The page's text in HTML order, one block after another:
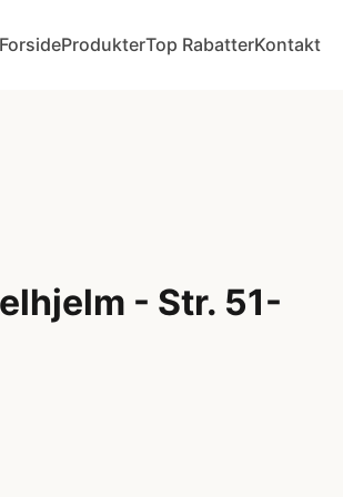
ForsideProdukterTop RabatterKontakt
- Str. 51-